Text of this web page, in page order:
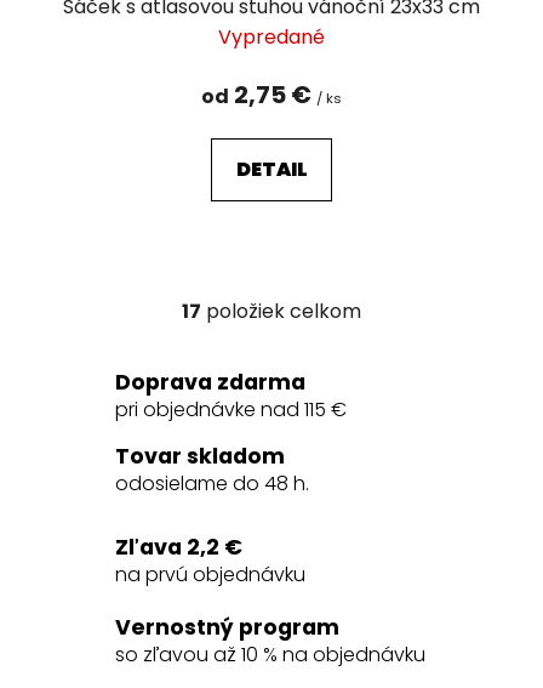
Sáček s atlasovou stuhou vánoční 23x33 cm
Vypredané
od 2,75 € / ks
DETAIL
O
l
á
a
c
p
r
v
k
y
17 položiek celkom
Doprava zdarma
pri objednávke nad 115 €
Tovar skladom
odosielame do 48 h.
Zľava 2,2 €
na prvú objednávku
Vernostný program
so zľavou až 10 % na objednávku